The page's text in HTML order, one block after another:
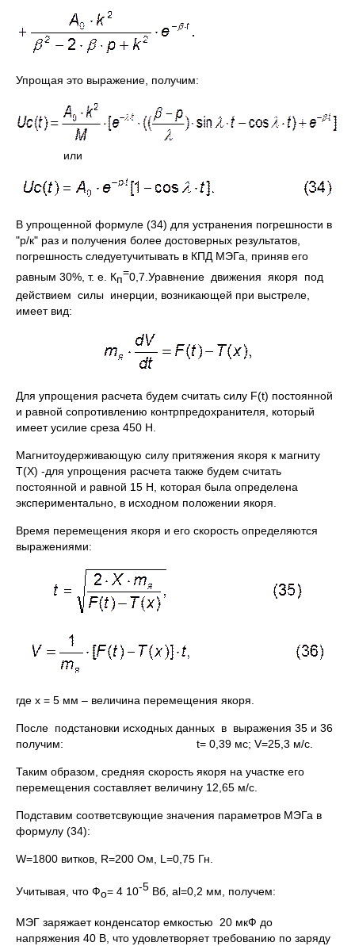
Упрощая это выражение, получим:
или
В упрощенной формуле (34) для устранения погрешности в
"р/к" раз и получения более достоверных результатов,
погрешность следуетучитывать в КПД МЭГа, приняв его
равным 30%, т. е. Кп
=0,7.Уравнение движения якоря под
действием силы инерции, возникающей при выстреле,
имеет вид:
Для упрощения расчета будем считать силу F(t) постоянной
и равной сопротивлению контрпредохранителя, который
имеет усилие среза 450 Н.
Магнитоудерживающую силу притяжения якоря к магниту
Т(Х) -для упрощения расчета также будем считать
постоянной и равной 15 Н, которая была определена
экспериментально, в исходном положении якоря.
Время перемещения якоря и его скорость определяются
выражениями:
где х = 5 мм – величина перемещения якоря.
После подстановки исходных данных в выражения 35 и 36
получим: t= 0,39 мс; V=25,3 м/с.
Таким образом, средняя скорость якоря на участке его
перемещения составляет величину 12,65 м/с.
Подставим соответсвующие значения параметров МЭГа в
формулу (34):
W=1800 витков, R=200 Ом, L=0,75 Гн.
Учитывая, что Фо= 4 10-5 Вб, al=0,2 мм, получем:
МЭГ заряжает конденсатор емкостью 20 мкФ до
напряжения 40 В, что удовлетворяет требованию по заряду